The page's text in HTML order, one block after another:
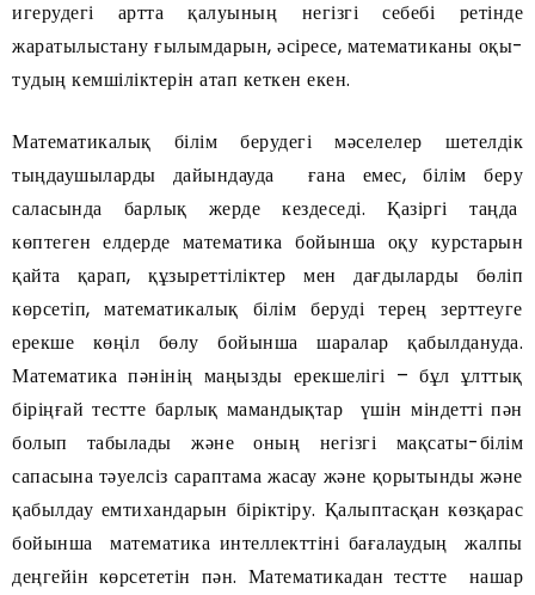
игерудегі артта қалуының негізгі себебі ретінде
жаратылыстану ғылымда­рын, әсіресе, математиканы оқы­
ту­дың кемшіліктерін атап кеткен екен.
Математикалық білім берудегі мәселелер шетелдік
тыңдаушыларды дайындауда ғана емес, білім беру
саласында барлық жерде кездеседі. Қазіргі таңда
көптеген елдерде математика бойынша оқу курстарын
қайта қарап, құзыреттіліктер мен дағдыларды бөліп
көрсетіп, математикалық білім беруді терең зерттеуге
ерекше көңіл бөлу бойынша шаралар қабылдануда.
Математика пәнінің маңызды ерекшелігі – бұл ұлттық
біріңғай тестте барлық мамандықтар үшін міндетті пән
болып табылады және оның негізгі мақсаты-білім
сапасына тәуелсіз сараптама жасау және қорытынды және
қабылдау емтихандарын біріктіру. Қалыптасқан көзқарас
бойынша математика интеллекттіні бағалаудың жалпы
деңгейін көрсететін пән. Математикадан тестте нашар